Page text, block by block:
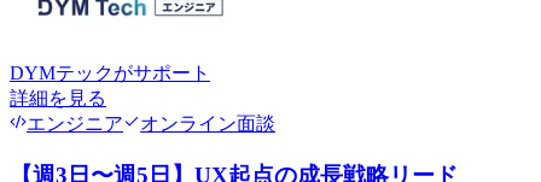
DYMテックがサポート
詳細を見る
エンジニア
オンライン面談
【週3日〜週5日】UX起点の成長戦略リード